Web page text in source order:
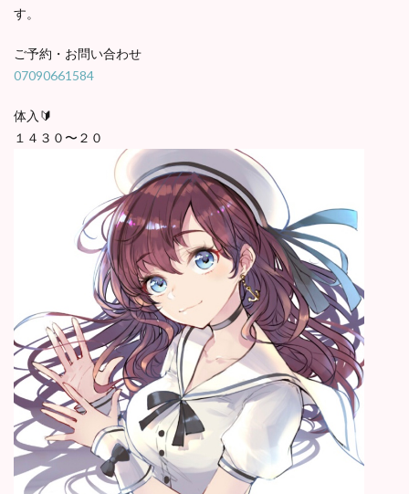
す。
ご予約・お問い合わせ
07090661584
体入🔰
１４３０〜２０